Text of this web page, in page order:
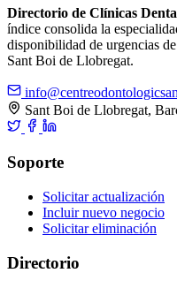
Directorio de Clínicas
índice consolida la
disponibilidad de urgencias
Sant Boi de Llobregat.
Sant Boi de Llobregat,
Soporte
Solicitar actualización
Incluir nuevo negocio
Solicitar eliminación
Directorio